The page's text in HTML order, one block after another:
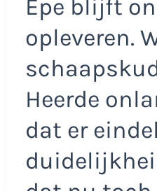
Epe blijft
opleveren.
Heerde
dat er